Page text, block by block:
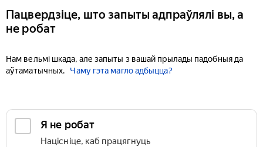
Пацвердзіце, што запыты адпраўлялі вы, а
не робат
Нам вельмі шкада, але запыты з вашай прылады падобныя да
аўтаматычных.
Чаму гэта магло адбыцца?
Я не робат
Націсніце, каб працягнуць